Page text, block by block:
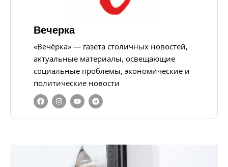
Вечерка
«Вечёрка» — газета столичных новостей,
актуальные материалы, освещающие
социальные проблемы, экономические и
политические новости